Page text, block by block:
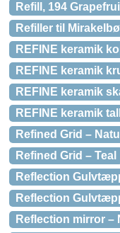
Refill, 194
Refiller til
REFINE keramik
REFINE keramik
REFINE keramik
REFINE keramik
Refined Grid –
Refined Grid – Teal
Reflection
Reflection
Reflection mirror –